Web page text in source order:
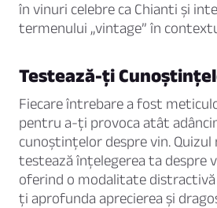
în vinuri celebre ca Chianti și
termenului „vintage” în
Testează-ți
Fiecare întrebare a fost
pentru a-ți provoca atât
cunoștințelor despre vin. Quizul
testează înțelegerea ta despre
oferind o modalitate
ți aprofunda aprecierea și